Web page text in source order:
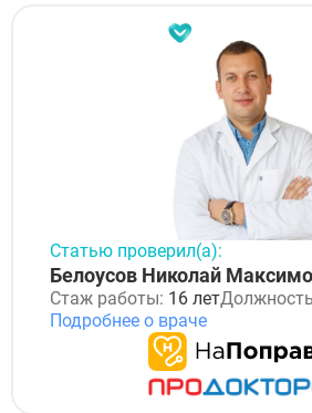
Статью проверил(а):
Белоусов Николай
Стаж работы: 16 лет
Подробнее о враче